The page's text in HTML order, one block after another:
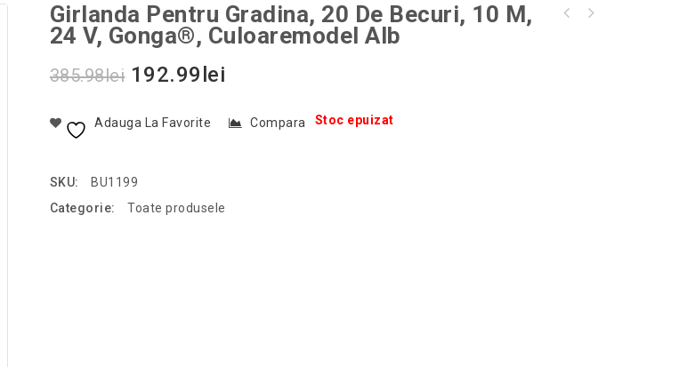
Girlanda Pentru Gradina, 20 De Becuri, 10 M,
24 V, Gonga®, Culoaremodel Alb
385.98lei 192.99 lei
Stoc epuizat
Adauga La Favorite Compara
SKU:
BU1199
Categorie:
Toate produsele